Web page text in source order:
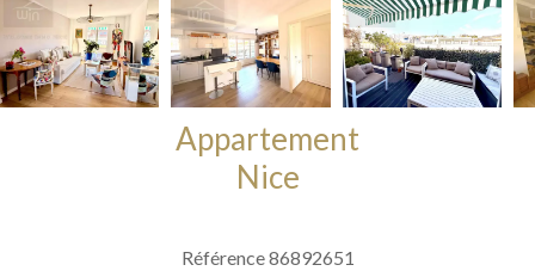
Appartement
Nice
Référence86892651